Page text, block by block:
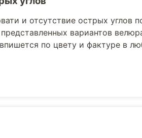
и отсутствие острых
вариантов
по цвету и фактуре в